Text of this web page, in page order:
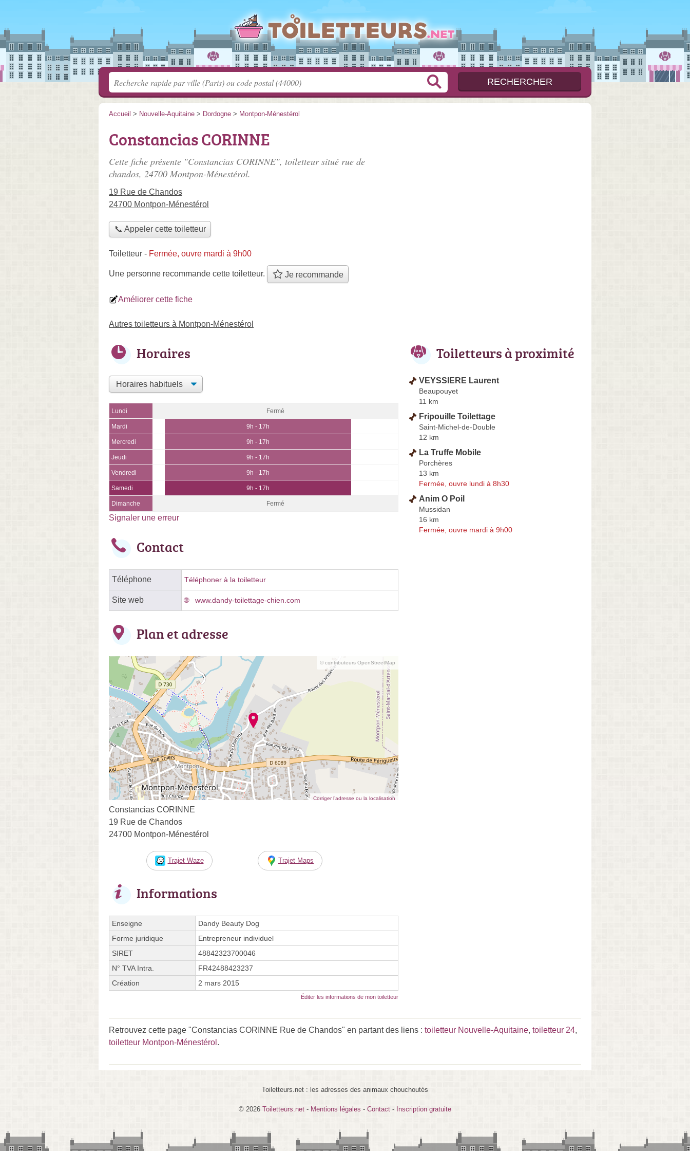
Accueil > Nouvelle-Aquitaine > Dordogne > Montpon-Ménestérol
Constancias CORINNE
Cette fiche présente "Constancias CORINNE", toiletteur situé rue de
chandos, 24700 Montpon-Ménestérol.
19 Rue de Chandos
24700 Montpon-Ménestérol
📞 Appeler cette toiletteur
Toiletteur - Fermée, ouvre mardi à 9h00
Une personne recommande cette toiletteur. Je recommande
Améliorer cette fiche
Autres toiletteurs à Montpon-Ménestérol
Horaires
Lundi Fermé
Mardi 9h - 17h
Mercredi 9h - 17h
Jeudi 9h - 17h
Vendredi 9h - 17h
Samedi 9h - 17h
Dimanche Fermé
Signaler une erreur
Contact
Téléphone Téléphoner à la toiletteur
Site web www.dandy-toilettage-chien.com
Plan et adresse
© contributeurs OpenStreetMap
Corriger l’adresse ou la localisation
Constancias CORINNE
19 Rue de Chandos
24700 Montpon-Ménestérol
Trajet Waze Trajet Maps
Informations
Enseigne
Dandy Beauty Dog
Forme juridique
Entrepreneur individuel
SIRET
48842323700046
N° TVA Intra.
FR42488423237
Création
2 mars 2015
Éditer les informations de mon toiletteur
Toiletteurs à proximité
VEYSSIERE Laurent
Beaupouyet
11 km
Fripouille Toilettage
Saint-Michel-de-Double
12 km
La Truffe Mobile
Porchères
13 km
Fermée, ouvre lundi à 8h30
Anim O Poil
Mussidan
16 km
Fermée, ouvre mardi à 9h00
Retrouvez cette page "Constancias CORINNE Rue de Chandos" en partant des liens : toiletteur Nouvelle-Aquitaine, toiletteur 24,
toiletteur Montpon-Ménestérol .
Toiletteurs.net : les adresses des animaux chouchoutés
© 2026 Toiletteurs.net - Mentions légales - Contact - Inscription gratuite